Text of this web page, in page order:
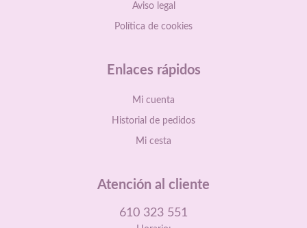
Aviso legal
Política de cookies
Enlaces rápidos
Mi cuenta
Historial de pedidos
Mi cesta
Atención al cliente
610 323 551